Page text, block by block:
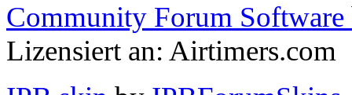
Community Forum Software
Lizensiert an: Airtimers.com